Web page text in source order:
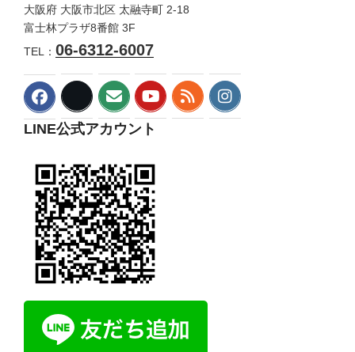
大阪府 大阪市北区 太融寺町 2-18
富士林プラザ8番館 3F
TEL： 06-6312-6007
LINE公式アカウント